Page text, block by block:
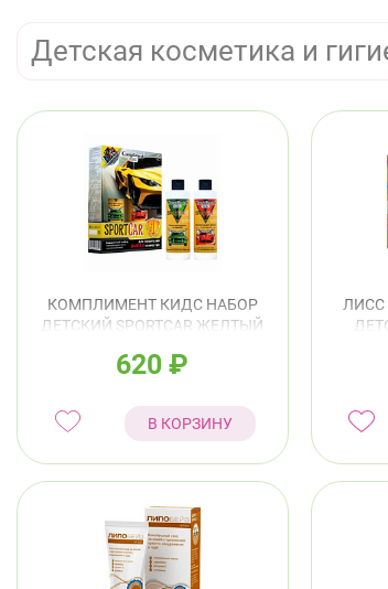
Детская косметика и
КОМПЛИМЕНТ КИДС НАБОР
ДЕТСКИЙ SPORTCAR ЖЕЛТЫЙ
250МЛ+ШАМПУНЬ
620₽
В КОРЗИНУ
ЛИСС